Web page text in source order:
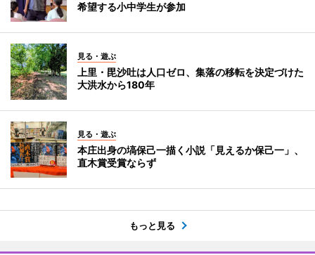
希望する小中学生が参加
見る・遊ぶ
上里・毘沙吐は人口ゼロ、集落の移転を決定づけた
大洪水から180年
見る・遊ぶ
本庄出身の塙保己一描く小説「見えるか保己一」、
直木賞受賞ならず
もっと見る